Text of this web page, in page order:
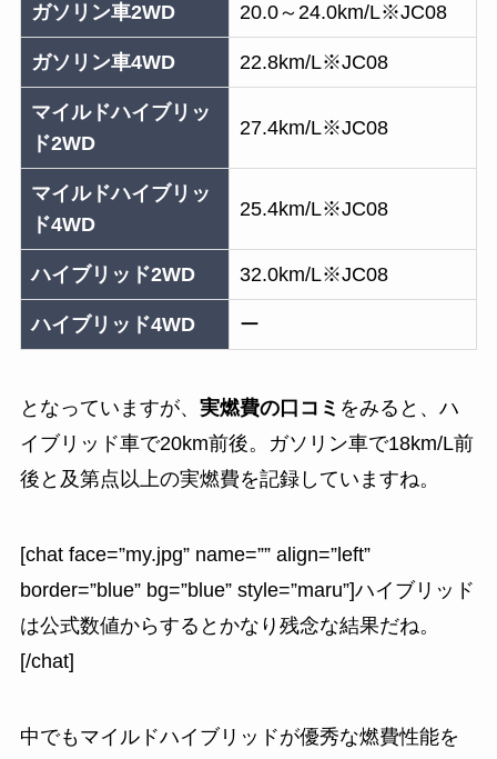
ガソリン車2WD 20.0～24.0km/L※JC08
ガソリン車4WD 22.8km/L※JC08
マイルドハイブリッ
ド2WD
27.4km/L※JC08
マイルドハイブリッ
ド4WD
25.4km/L※JC08
ハイブリッド2WD 32.0km/L※JC08
ハイブリッド4WD ー
となっていますが、 実燃費の口コミ をみると、 ハ
イブリッド車で20km前後。ガソリン車で18km/L前
後と及第点以上の実燃費を記録していますね。
[chat face=”my.jpg” name=”” align=”left”
border=”blue” bg=”blue” style=”maru”]ハイブリッド
は公式数値からするとかなり残念な結果だね。
[/chat]
中でもマイルドハイブリッドが優秀な燃費性能を